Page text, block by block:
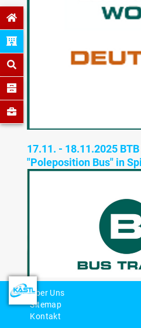
17.11. - 18.11.2025
"Poleposition Bus" in
Über Uns
Sitemap
Kontakt